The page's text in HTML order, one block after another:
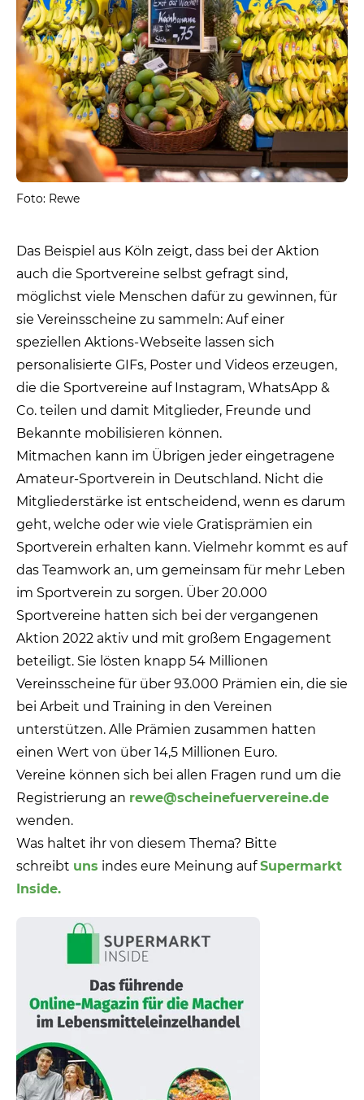
Foto: Rewe
Das Beispiel aus Köln zeigt, dass bei der Aktion
auch die Sportvereine selbst gefragt sind,
möglichst viele Menschen dafür zu gewinnen, für
sie Vereinsscheine zu sammeln: Auf einer
speziellen Aktions-Webseite lassen sich
personalisierte GIFs, Poster und Videos erzeugen,
die die Sportvereine auf Instagram, WhatsApp &
Co. teilen und damit Mitglieder, Freunde und
Bekannte mobilisieren können.
Mitmachen kann im Übrigen jeder eingetragene
Amateur-Sportverein in Deutschland. Nicht die
Mitgliederstärke ist entscheidend, wenn es darum
geht, welche oder wie viele Gratisprämien ein
Sportverein erhalten kann. Vielmehr kommt es auf
das Teamwork an, um gemeinsam für mehr Leben
im Sportverein zu sorgen. Über 20.000
Sportvereine hatten sich bei der vergangenen
Aktion 2022 aktiv und mit großem Engagement
beteiligt. Sie lösten knapp 54 Millionen
Vereinsscheine für über 93.000 Prämien ein, die sie
bei Arbeit und Training in den Vereinen
unterstützen. Alle Prämien zusammen hatten
einen Wert von über 14,5 Millionen Euro.
Vereine können sich bei allen Fragen rund um die
Registrierung an rewe@scheinefuervereine.de
wenden.
Was haltet ihr von diesem Thema? Bitte
schreibt uns indes eure Meinung aufSupermarkt
Inside.